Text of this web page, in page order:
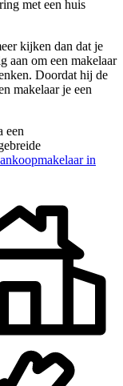
met een huis
kijken dan dat je
aan om een makelaar
Doordat hij de
makelaar je een
een
in